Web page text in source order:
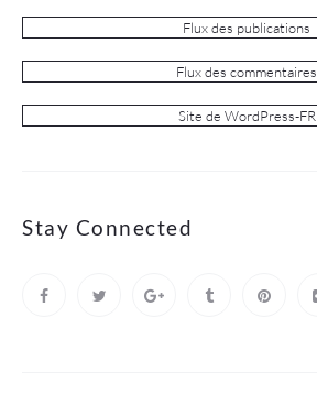
Flux des publications
Flux des commentaires
Site de WordPress-FR
Stay Connected